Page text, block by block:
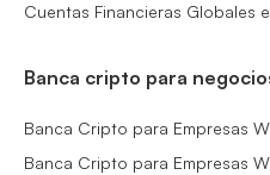
Cuentas Financieras Globales
Banca cripto para
Banca Cripto para Empresas
Banca Cripto para Empresas